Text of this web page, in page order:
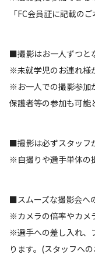
「FC会員証に記載の
■撮影はお一人ずつと
※未就学児のお連れ様
※お一人での撮影参加
保護者等の参加も可能
■撮影は必ずスタッフ
※自撮りや選手単体の
■スムーズな撮影会へ
※カメラの倍率やカメ
※選手への差し入れ、
ります。(スタッフへ